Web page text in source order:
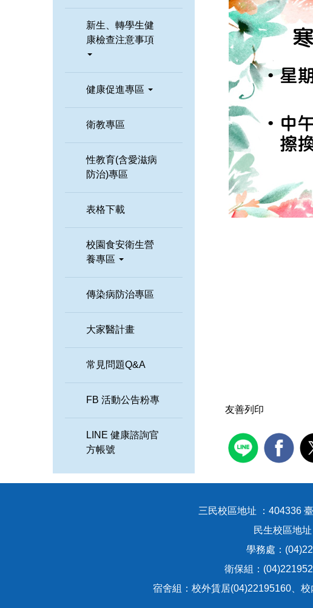
新生、轉學生健
康檢查注意事項
健康促進專區
衛教專區
性教育(含愛滋病
防治)專區
表格下載
校園食安衛生營
養專區
傳染病防治專區
大家醫計畫
常見問題Q&A
FB 活動公告粉專
LINE 健康諮詢官
方帳號
友善列印
三民校區地址 ：404336
民生校區地
學務處：
衛保組：
宿舍組：校外賃居(04)22195160、